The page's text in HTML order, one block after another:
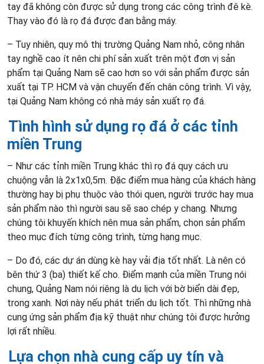
tay đã không còn được sử dụng trong các công trình đê kè.
Thay vào đó là rọ đá được đan bằng máy.
– Tuy nhiên, quy mô thị trường Quảng Nam nhỏ, công nhân
tay nghề cao ít nên chi phí sản xuất trên một đơn vị sản
phẩm tại Quảng Nam sẽ cao hơn so với sản phẩm được sản
xuất tại TP. HCM và vận chuyển đến chân công trình. Vì vậy,
tại Quảng Nam không có nhà máy sản xuất rọ đá.
Tình hình sử dụng rọ đá ở các tỉnh
miền Trung
– Như các tỉnh miền Trung khác thì rọ đá quy cách ưu
chuộng vẫn là 2x1x0,5m. Đặc điểm mua hàng của khách hàng
thường hay bị phụ thuộc vào thói quen, người trước hay mua
sản phẩm nào thì người sau sẽ sao chép y chang. Nhưng
chúng tôi khuyến khích nên mua sản phẩm, chọn sản phẩm
theo mục đích từng công trình, từng hạng mục.
– Do đó, các dự án dùng kè hay vải địa tốt nhất. Là nên có
bên thứ 3 (ba) thiết kế cho. Điểm mạnh của miền Trung nói
chung, Quảng Nam nói riêng là du lịch với bờ biển dài đẹp,
trong xanh. Nơi này nếu phát triển du lịch tốt. Thì những nhà
cung ứng sản phẩm địa kỹ thuật như chúng tôi được hưởng
lợi rất nhiều.
Lựa chọn nhà cung cấp uy tín và